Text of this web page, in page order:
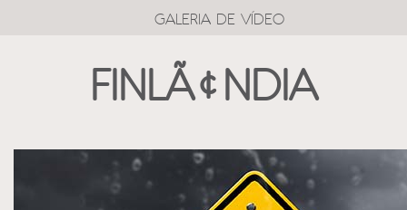
GALERIA DE VÍDEO
FINLÃ¢NDIA